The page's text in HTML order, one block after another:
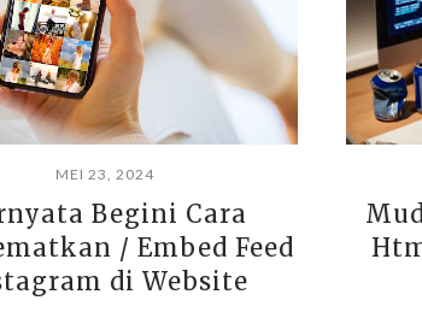
MEI 23, 2024
Begini Cara
/ Embed Feed
di Website